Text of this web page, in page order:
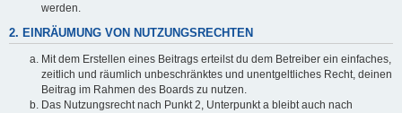
werden.
2. EINRÄUMUNG VON NUTZUNGSRECHTEN
Mit dem Erstellen eines Beitrags erteilst du dem Betreiber ein einfaches,
zeitlich und räumlich unbeschränktes und unentgeltliches Recht, deinen
Beitrag im Rahmen des Boards zu nutzen.
Das Nutzungsrecht nach Punkt 2, Unterpunkt a bleibt auch nach